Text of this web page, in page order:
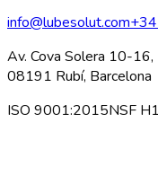
info@lubesolut.com
Av. Cova Solera 10-16,
08191 Rubí, Barcelona
ISO 9001:2015NSF H1